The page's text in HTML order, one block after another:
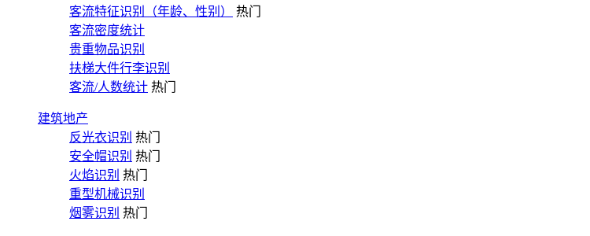
客流特征识别（年龄、性别）
热门
客流密度统计
贵重物品识别
扶梯大件行李识别
客流/人数统计 热门
建筑地产
反光衣识别 热门
安全帽识别 热门
火焰识别 热门
重型机械识别
烟雾识别 热门